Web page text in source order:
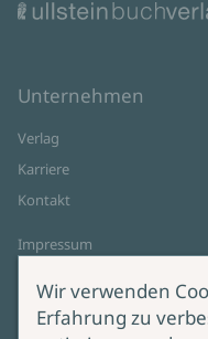
Unternehmen
Verlag
Karriere
Kontakt
Impressum
Cookie-Einstellungen
Wir verwenden
Erfahrung zu